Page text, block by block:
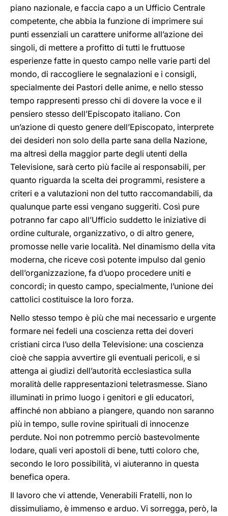
piano nazionale, e faccia capo a un Ufficio Centrale
competente, che abbia la funzione di imprimere sui
punti essenziali un carattere uniforme all’azione dei
singoli, di mettere a profitto di tutti le fruttuose
esperienze fatte in questo campo nelle varie parti del
mondo, di raccogliere le segnalazioni e i consigli,
specialmente dei Pastori delle anime, e nello stesso
tempo rappresenti presso chi di dovere la voce e il
pensiero stesso dell’Episcopato italiano. Con
un’azione di questo genere dell’Episcopato, interprete
dei desideri non solo della parte sana della Nazione,
ma altresì della maggior parte degli utenti della
Televisione, sarà certo più facile ai responsabili, per
quanto riguarda la scelta dei programmi, resistere a
criteri e a valutazioni non del tutto raccomandabili, da
qualunque parte essi vengano suggeriti. Così pure
potranno far capo all’Ufficio suddetto le iniziative di
ordine culturale, organizzativo, o di altro genere,
promosse nelle varie località. Nel dinamismo della vita
moderna, che riceve così potente impulso dal genio
dell’organizzazione, fa d’uopo procedere uniti e
concordi; in questo campo, specialmente, l’unione dei
cattolici costituisce la loro forza.
Nello stesso tempo è più che mai necessario e urgente
formare nei fedeli una coscienza retta dei doveri
cristiani circa l’uso della Televisione: una coscienza
cioè che sappia avvertire gli eventuali pericoli, e si
attenga ai giudizi dell’autorità ecclesiastica sulla
moralità delle rappresentazioni teletrasmesse. Siano
illuminati in primo luogo i genitori e gli educatori,
affinché non abbiano a piangere, quando non saranno
più in tempo, sulle rovine spirituali di innocenze
perdute. Noi non potremmo perciò bastevolmente
lodare, quali veri apostoli di bene, tutti coloro che,
secondo le loro possibilità, vi aiuteranno in questa
benefica opera.
Il lavoro che vi attende, Venerabili Fratelli, non lo
dissimuliamo, è immenso e arduo. Vi sorregga, però, la